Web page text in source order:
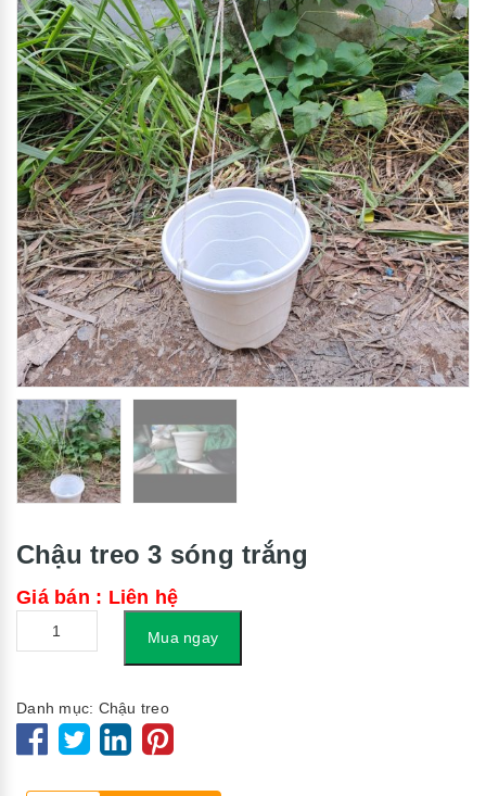
Chậu treo 3 sóng trắng
Giá bán : Liên hệ
Mua ngay
Danh mục: Chậu treo